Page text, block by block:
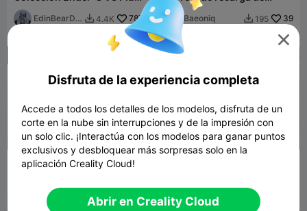
Mod
EdinBearDr
 4.4K 787
filamento y rebobinador
con adaptador para taladro
Baeoniq  195 39
Estante minimalista para
carretes (tubo de 16 mm)
Sokalski

Disfruta de la experiencia completa
Accede a todos los detalles de los modelos, disfruta de un
corte en la nube sin interrupciones y de la impresión con
un solo clic. ¡Interactúa con los modelos para ganar puntos
exclusivos y desbloquear más sorpresas solo en la
aplicación Creality Cloud!
Abrir en Creality Cloud